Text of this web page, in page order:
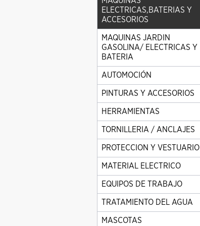
ELECTRICAS,BATERIAS Y
ACCESORIOS
MAQUINAS JARDIN
GASOLINA/ ELECTRICAS Y
BATERIA
AUTOMOCIÓN
PINTURAS Y ACCESORIOS
HERRAMIENTAS
TORNILLERIA / ANCLAJES
PROTECCION Y VESTUARIO
MATERIAL ELECTRICO
EQUIPOS DE TRABAJO
TRATAMIENTO DEL AGUA
MASCOTAS